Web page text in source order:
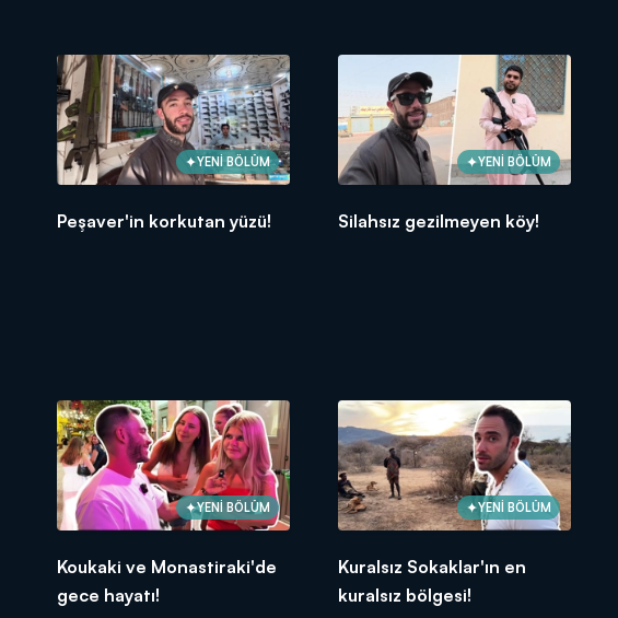
YENİ BÖLÜM
Peşaver'in korkutan yüzü!
YENİ BÖLÜM
Silahsız gezilmeyen köy!
YENİ BÖLÜM
Koukaki ve Monastiraki'de
gece hayatı!
YENİ BÖLÜM
Kuralsız Sokaklar'ın en
kuralsız bölgesi!